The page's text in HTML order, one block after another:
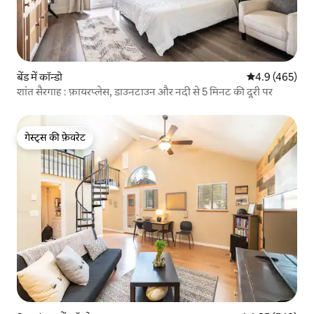
बेंड में कॉन्डो औसत रेटिंग 5 में
4.9 (465)
शांत सैरगाह : फ़ायरप्लेस, डाउनटाउन और नदी से 5 मिनट की दूरी पर
गेस्ट्स की फ़ेवरेट
गेस्ट्स की फ़ेवरेट